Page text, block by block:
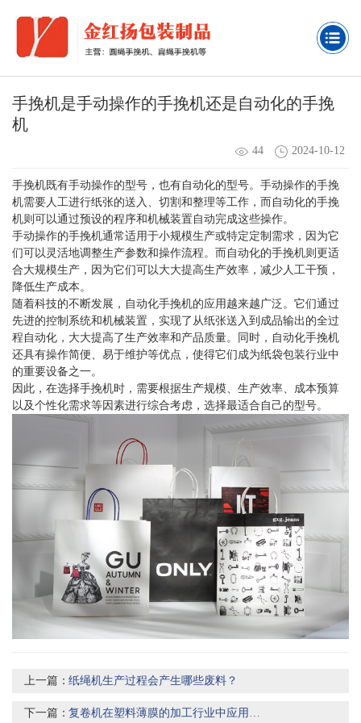
手挽机是手动操作的手挽机还是自动化的手挽
机
44 2024-10-12
手挽机既有手动操作的型号，也有自动化的型号。手动操作的手挽
机需要人工进行纸张的送入、切割和整理等工作，而自动化的手挽
机则可以通过预设的程序和机械装置自动完成这些操作。
手动操作的手挽机通常适用于小规模生产或特定定制需求，因为它
们可以灵活地调整生产参数和操作流程。而自动化的手挽机则更适
合大规模生产，因为它们可以大大提高生产效率，减少人工干预，
降低生产成本。
随着科技的不断发展，自动化手挽机的应用越来越广泛。它们通过
先进的控制系统和机械装置，实现了从纸张送入到成品输出的全过
程自动化，大大提高了生产效率和产品质量。同时，自动化手挽机
还具有操作简便、易于维护等优点，使得它们成为纸袋包装行业中
的重要设备之一。
因此，在选择手挽机时，需要根据生产规模、生产效率、成本预算
以及个性化需求等因素进行综合考虑，选择最适合自己的型号。
上一篇：纸绳机生产过程会产生哪些废料？
下一篇：